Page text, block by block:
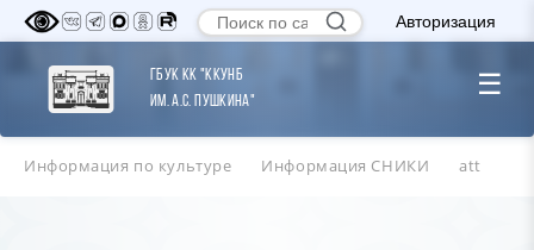
Авторизация
ГБУК КК "ККУНБ
им. А.С. Пушкина"
☰
Информация по культуре Информация СНИКИ att